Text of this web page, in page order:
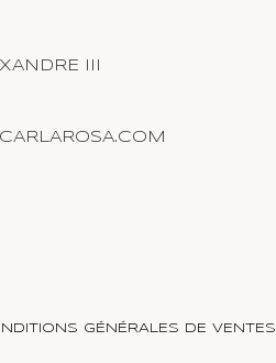
III
GÉNÉRALES DE VENTES